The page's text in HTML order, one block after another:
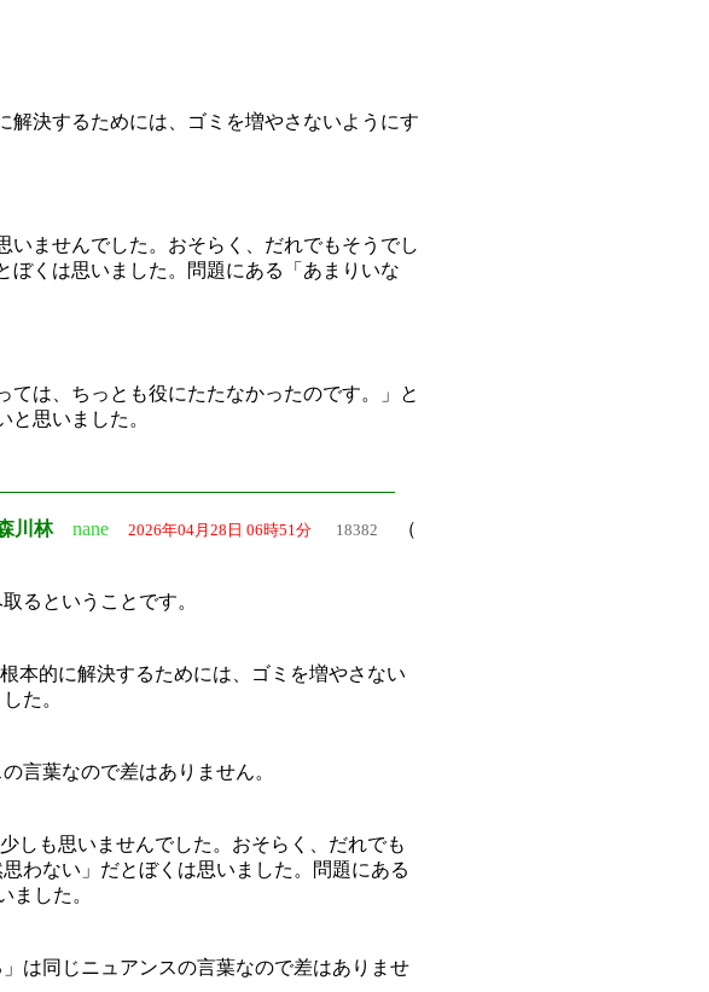
解決するためには、ゴミを増やさないようにす
ませんでした。おそらく、だれでもそうでし
ぼくは思いました。問題にある「あまりいな
は、ちっとも役にたたなかったのです。」と
思いました。
川林 nane 2026年04月28日 06時51分 18382
（
るということです。
本的に解決するためには、ゴミを増やさない
た。
言葉なので差はありません。
しも思いませんでした。おそらく、だれでも
わない」だとぼくは思いました。問題にある
ました。
は同じニュアンスの言葉なので差はありませ